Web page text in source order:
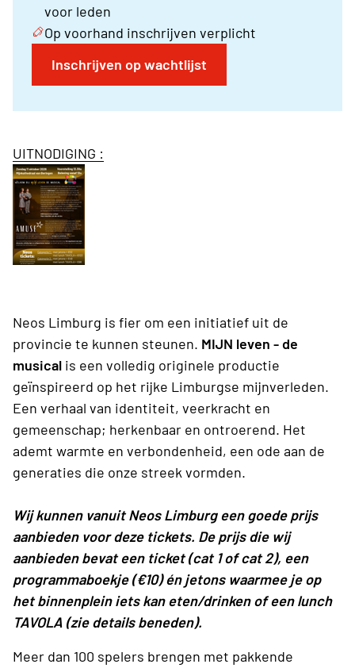
voor leden
Op voorhand inschrijven verplicht
Inschrijven op wachtlijst
UITNODIGING :
Neos Limburg is fier om een initiatief uit de
provincie te kunnen steunen. MIJN leven - de
musical is een volledig originele productie
geïnspireerd op het rijke Limburgse mijnverleden.
Een verhaal van identiteit, veerkracht en
gemeenschap; herkenbaar en ontroerend. Het
ademt warmte en verbondenheid, een ode aan de
generaties die onze streek vormden.
Wij kunnen vanuit Neos Limburg een goede prijs
aanbieden voor deze tickets. De prijs die wij
aanbieden bevat een ticket (cat 1 of cat 2), een
programmaboekje (€10) én jetons waarmee je op
het binnenplein iets kan eten/drinken of een lunch
TAVOLA (zie details beneden).
Meer dan 100 spelers brengen met pakkende